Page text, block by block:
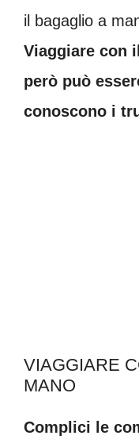
il bagaglio a
Viaggiare con
però può
conoscono i
VIAGGIARE
MANO
Complici le